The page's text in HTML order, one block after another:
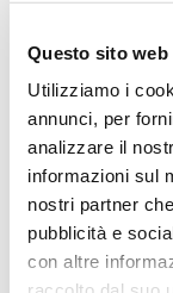
Questo sito
Utilizziamo i
annunci, per
analizzare il
informazioni sul
nostri partner
pubblicità e
con altre
Dies
Il discorso
Alessandro
04/03/2025